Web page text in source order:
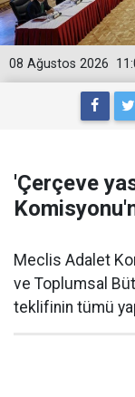
08 Ağustos 2026
'Çerçeve
Meclis Adalet
ve Toplumsal
teklifinin tümü